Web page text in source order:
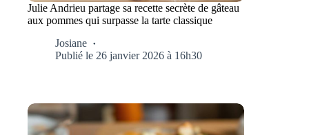
Julie Andrieu partage sa recette secrète de gâteau
aux pommes qui surpasse la tarte classique
Josiane
Publié le 26 janvier 2026 à 16h30